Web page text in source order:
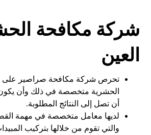
شركة مكافحة
العين
تحرص شركة مكافحة صراصير على
الحشرية متخصصة في ذلك وأن يكون
أن تصل إلى النتائج المطلوبة.
لديها معامل متخصصة في مهمة
والتي تقوم من خلالها بتركيب